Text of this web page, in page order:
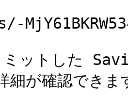
ミットした
細が確認できま